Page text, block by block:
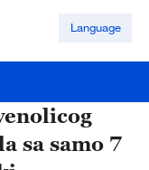
Language
sa samo 7